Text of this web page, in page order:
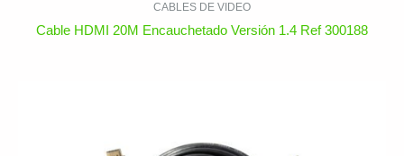
CABLES DE VIDEO
Cable HDMI 20M Encauchetado Versión 1.4 Ref 300188